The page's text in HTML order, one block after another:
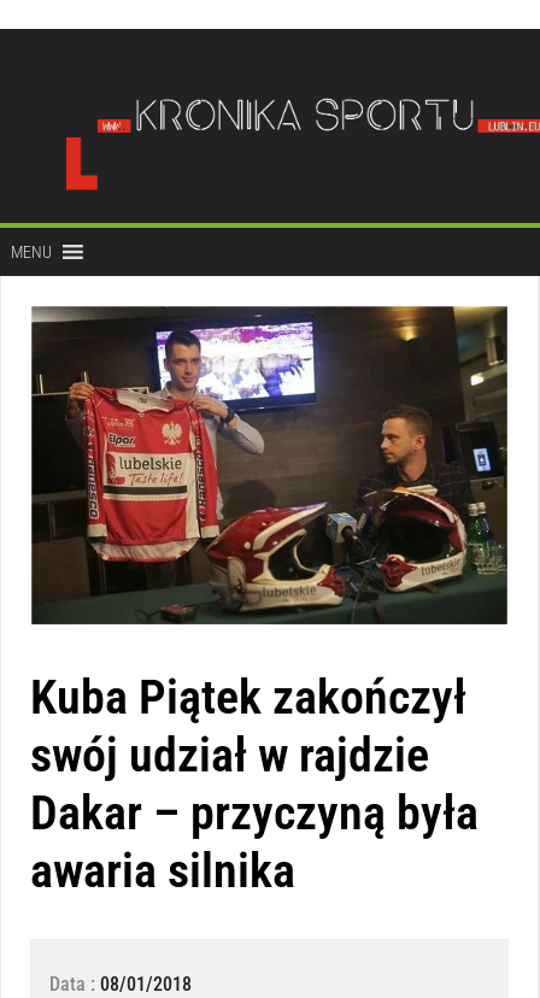
treści
MENU
Kuba Piątek zakończył
swój udział w rajdzie
Dakar – przyczyną była
awaria silnika
Data : 08/01/2018